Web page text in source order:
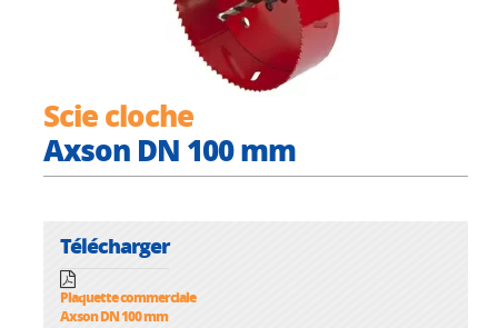
Scie cloche
Axson DN 100 mm
Télécharger
Plaquette commerciale
Axson DN 100 mm